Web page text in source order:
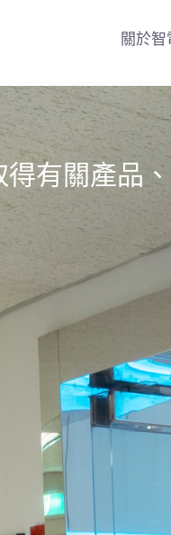
關於智
得有關產品